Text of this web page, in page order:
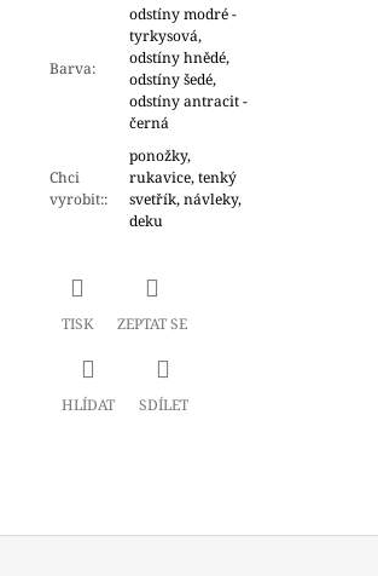
Barva:
odstíny modré -
tyrkysová,
odstíny hnědé,
odstíny šedé,
odstíny antracit -
černá
Chci
vyrobit::
ponožky,
rukavice, tenký
svetřík, návleky,
deku
TISK ZEPTAT SE
HLÍDAT SDÍLET